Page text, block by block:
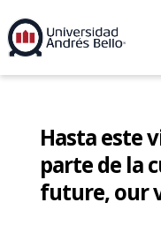
Hasta este
parte de la
future, our